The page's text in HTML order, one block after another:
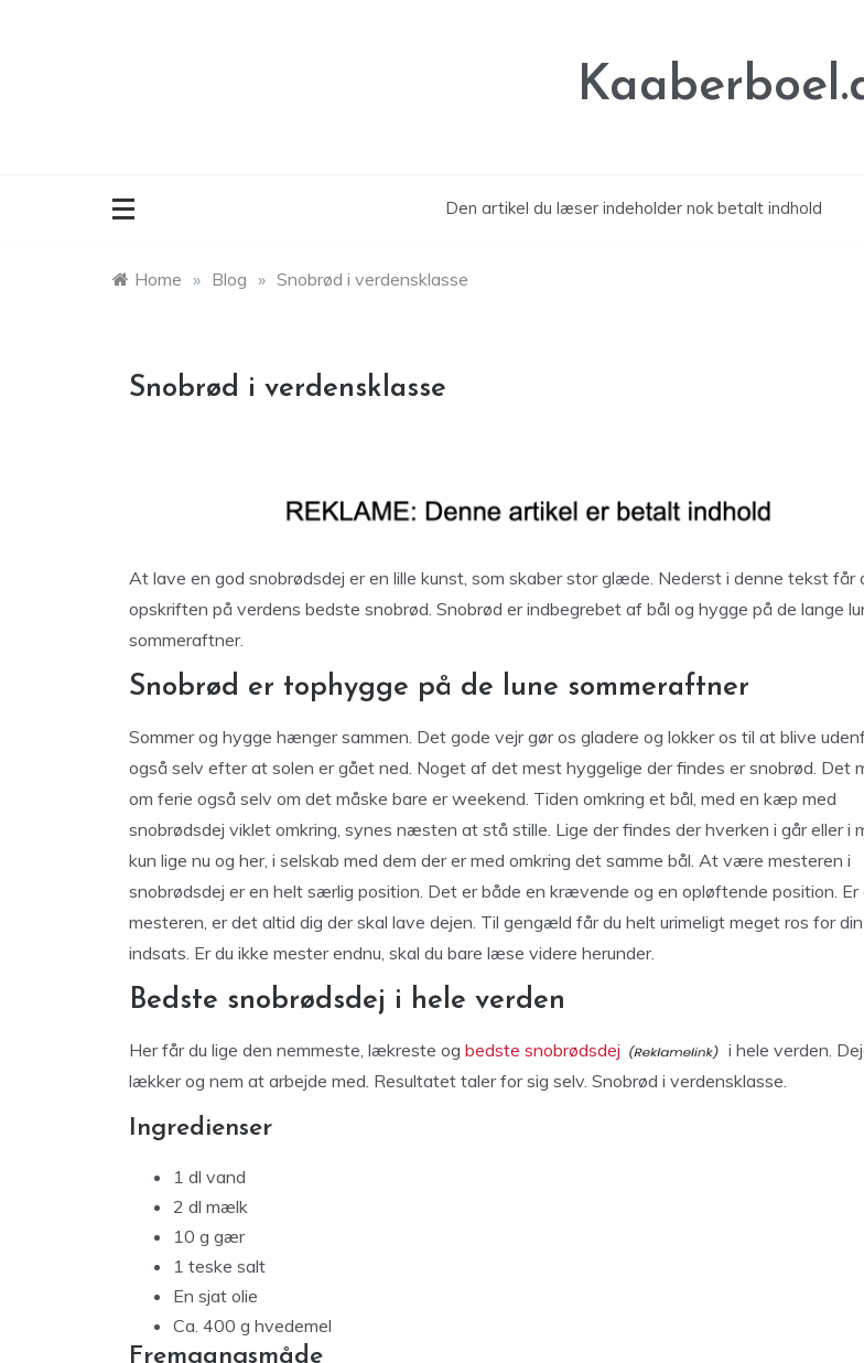
Den artikel du læser indeholder nok betalt indhold
Home » Blog » Snobrød i verdensklasse
Snobrød i verdensklasse
At lave en god snobrødsdej er en lille kunst, som skaber stor glæde. Nederst i denne tekst får
opskriften på verdens bedste snobrød. Snobrød er indbegrebet af bål og hygge på de lange
sommeraftner.
Snobrød er tophygge på de lune sommeraftner
Sommer og hygge hænger sammen. Det gode vejr gør os gladere og lokker os til at blive
også selv efter at solen er gået ned. Noget af det mest hyggelige der findes er snobrød. Det
om ferie også selv om det måske bare er weekend. Tiden omkring et bål, med en kæp med
snobrødsdej viklet omkring, synes næsten at stå stille. Lige der findes der hverken i går eller i
kun lige nu og her, i selskab med dem der er med omkring det samme bål. At være mesteren i
snobrødsdej er en helt særlig position. Det er både en krævende og en opløftende position. Er
mesteren, er det altid dig der skal lave dejen. Til gengæld får du helt urimeligt meget ros for din
indsats. Er du ikke mester endnu, skal du bare læse videre herunder.
Bedste snobrødsdej i hele verden
Her får du lige den nemmeste, lækreste og bedste snobrødsdej
i hele verden.
lækker og nem at arbejde med. Resultatet taler for sig selv. Snobrød i verdensklasse.
Ingredienser
1 dl vand
2 dl mælk
10 g gær
1 teske salt
En sjat olie
Ca. 400 g hvedemel
Fremgangsmåde